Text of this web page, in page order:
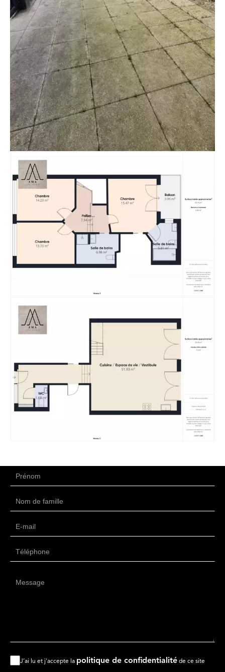
J’ai lu et j'accepte la politique de confidentialité de ce site